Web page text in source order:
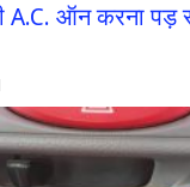
A.C. ऑन करना